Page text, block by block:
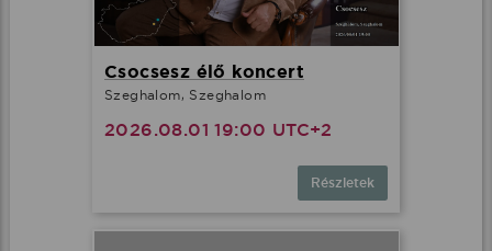
Csocsesz élő koncert
Szeghalom, Szeghalom
2026.08.01 19:00 UTC+2
Részletek